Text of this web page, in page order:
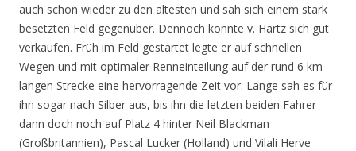
auch schon wieder zu den ältesten und sah sich einem stark
besetzten Feld gegenüber. Dennoch konnte v. Hartz sich gut
verkaufen. Früh im Feld gestartet legte er auf schnellen
Wegen und mit optimaler Renneinteilung auf der rund 6 km
langen Strecke eine hervorragende Zeit vor. Lange sah es für
ihn sogar nach Silber aus, bis ihn die letzten beiden Fahrer
dann doch noch auf Platz 4 hinter Neil Blackman
(Großbritannien), Pascal Lucker (Holland) und Vilali Herve